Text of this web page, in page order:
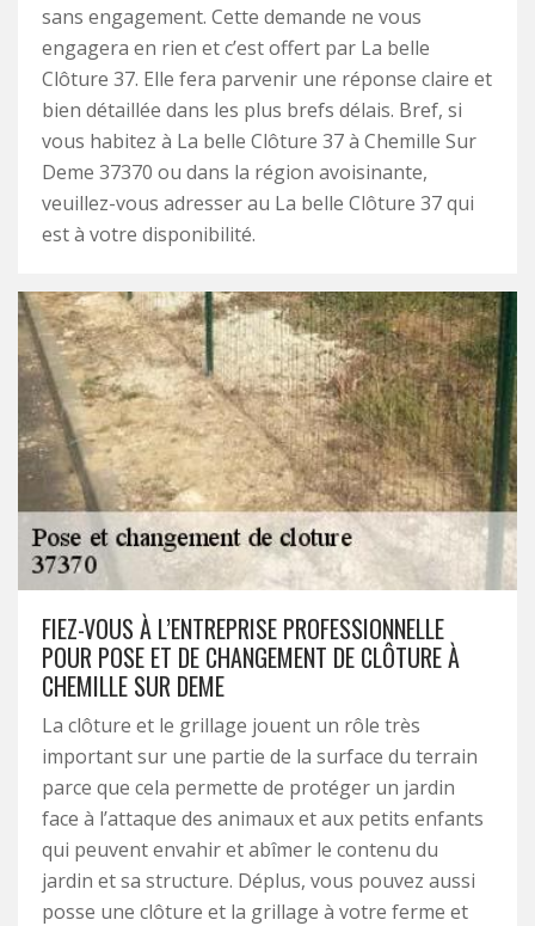
sans engagement. Cette demande ne vous
engagera en rien et c’est offert par La belle
Clôture 37. Elle fera parvenir une réponse claire et
bien détaillée dans les plus brefs délais. Bref, si
vous habitez à La belle Clôture 37 à Chemille Sur
Deme 37370 ou dans la région avoisinante,
veuillez-vous adresser au La belle Clôture 37 qui
est à votre disponibilité.
FIEZ-VOUS À L’ENTREPRISE PROFESSIONNELLE
POUR POSE ET DE CHANGEMENT DE CLÔTURE À
CHEMILLE SUR DEME
La clôture et le grillage jouent un rôle très
important sur une partie de la surface du terrain
parce que cela permette de protéger un jardin
face à l’attaque des animaux et aux petits enfants
qui peuvent envahir et abîmer le contenu du
jardin et sa structure. Déplus, vous pouvez aussi
posse une clôture et la grillage à votre ferme et